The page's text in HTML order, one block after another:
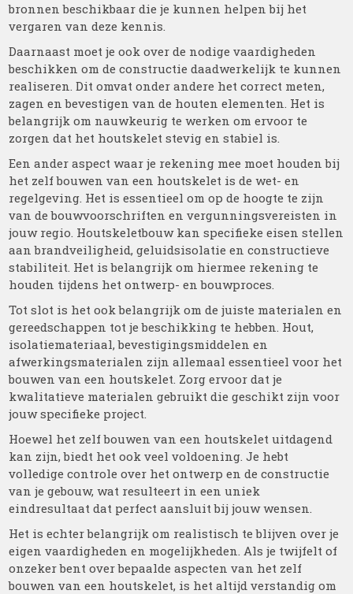
bronnen beschikbaar die je kunnen helpen bij het
vergaren van deze kennis.
Daarnaast moet je ook over de nodige vaardigheden
beschikken om de constructie daadwerkelijk te kunnen
realiseren. Dit omvat onder andere het correct meten,
zagen en bevestigen van de houten elementen. Het is
belangrijk om nauwkeurig te werken om ervoor te
zorgen dat het houtskelet stevig en stabiel is.
Een ander aspect waar je rekening mee moet houden bij
het zelf bouwen van een houtskelet is de wet- en
regelgeving. Het is essentieel om op de hoogte te zijn
van de bouwvoorschriften en vergunningsvereisten in
jouw regio. Houtskeletbouw kan specifieke eisen stellen
aan brandveiligheid, geluidsisolatie en constructieve
stabiliteit. Het is belangrijk om hiermee rekening te
houden tijdens het ontwerp- en bouwproces.
Tot slot is het ook belangrijk om de juiste materialen en
gereedschappen tot je beschikking te hebben. Hout,
isolatiemateriaal, bevestigingsmiddelen en
afwerkingsmaterialen zijn allemaal essentieel voor het
bouwen van een houtskelet. Zorg ervoor dat je
kwalitatieve materialen gebruikt die geschikt zijn voor
jouw specifieke project.
Hoewel het zelf bouwen van een houtskelet uitdagend
kan zijn, biedt het ook veel voldoening. Je hebt
volledige controle over het ontwerp en de constructie
van je gebouw, wat resulteert in een uniek
eindresultaat dat perfect aansluit bij jouw wensen.
Het is echter belangrijk om realistisch te blijven over je
eigen vaardigheden en mogelijkheden. Als je twijfelt of
onzeker bent over bepaalde aspecten van het zelf
bouwen van een houtskelet, is het altijd verstandig om